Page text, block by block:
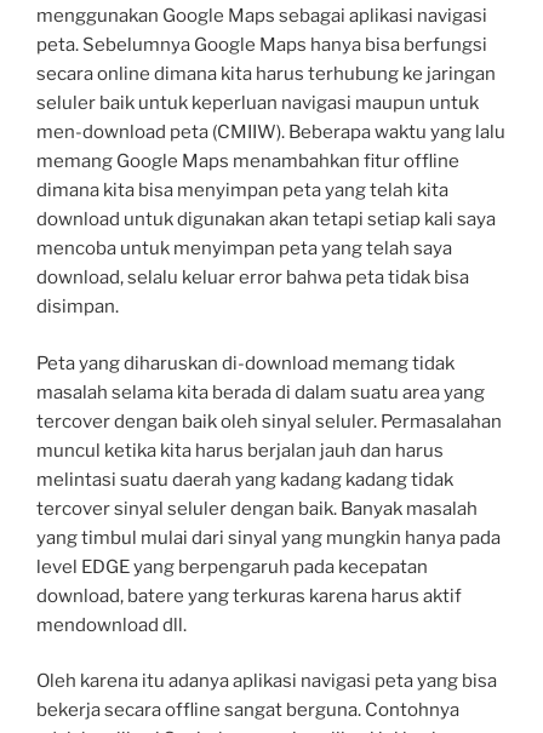
menggunakan Google Maps sebagai aplikasi navigasi
peta. Sebelumnya Google Maps hanya bisa berfungsi
secara online dimana kita harus terhubung ke jaringan
seluler baik untuk keperluan navigasi maupun untuk
men-download peta (CMIIW). Beberapa waktu yang lalu
memang Google Maps menambahkan fitur offline
dimana kita bisa menyimpan peta yang telah kita
download untuk digunakan akan tetapi setiap kali saya
mencoba untuk menyimpan peta yang telah saya
download, selalu keluar error bahwa peta tidak bisa
disimpan.
Peta yang diharuskan di-download memang tidak
masalah selama kita berada di dalam suatu area yang
tercover dengan baik oleh sinyal seluler. Permasalahan
muncul ketika kita harus berjalan jauh dan harus
melintasi suatu daerah yang kadang kadang tidak
tercover sinyal seluler dengan baik. Banyak masalah
yang timbul mulai dari sinyal yang mungkin hanya pada
level EDGE yang berpengaruh pada kecepatan
download, batere yang terkuras karena harus aktif
mendownload dll.
Oleh karena itu adanya aplikasi navigasi peta yang bisa
bekerja secara offline sangat berguna. Contohnya